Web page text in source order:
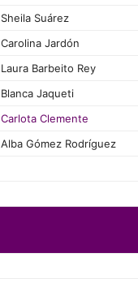
Sheila Suárez
Carolina Jardón
Laura Barbeito Rey
Blanca Jaqueti
Carlota Clemente
Alba Gómez Rodríguez